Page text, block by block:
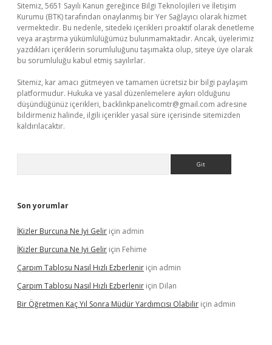
Sitemiz, 5651 Sayılı Kanun gereğince Bilgi Teknolojileri ve İletişim
Kurumu (BTK) tarafından onaylanmış bir Yer Sağlayıcı olarak hizmet
vermektedir. Bu nedenle, sitedeki içerikleri proaktif olarak denetleme
veya araştırma yükümlülüğümüz bulunmamaktadır. Ancak, üyelerimiz
yazdıkları içeriklerin sorumluluğunu taşımakta olup, siteye üye olarak
bu sorumluluğu kabul etmiş sayılırlar.
Sitemiz, kar amacı gütmeyen ve tamamen ücretsiz bir bilgi paylaşım
platformudur. Hukuka ve yasal düzenlemelere aykırı olduğunu
düşündüğünüz içerikleri, backlinkpanelicomtr@gmail.com adresine
bildirmeniz halinde, ilgili içerikler yasal süre içerisinde sitemizden
kaldırılacaktır.
Son yorumlar
İKizler Burcuna Ne Iyi Gelir için admin
İKizler Burcuna Ne Iyi Gelir için Fehime
Çarpım Tablosu Nasıl Hızlı Ezberlenir için admin
Çarpım Tablosu Nasıl Hızlı Ezberlenir için Dilan
Bir Öğretmen Kaç Yıl Sonra Müdür Yardımcısı Olabilir için admin